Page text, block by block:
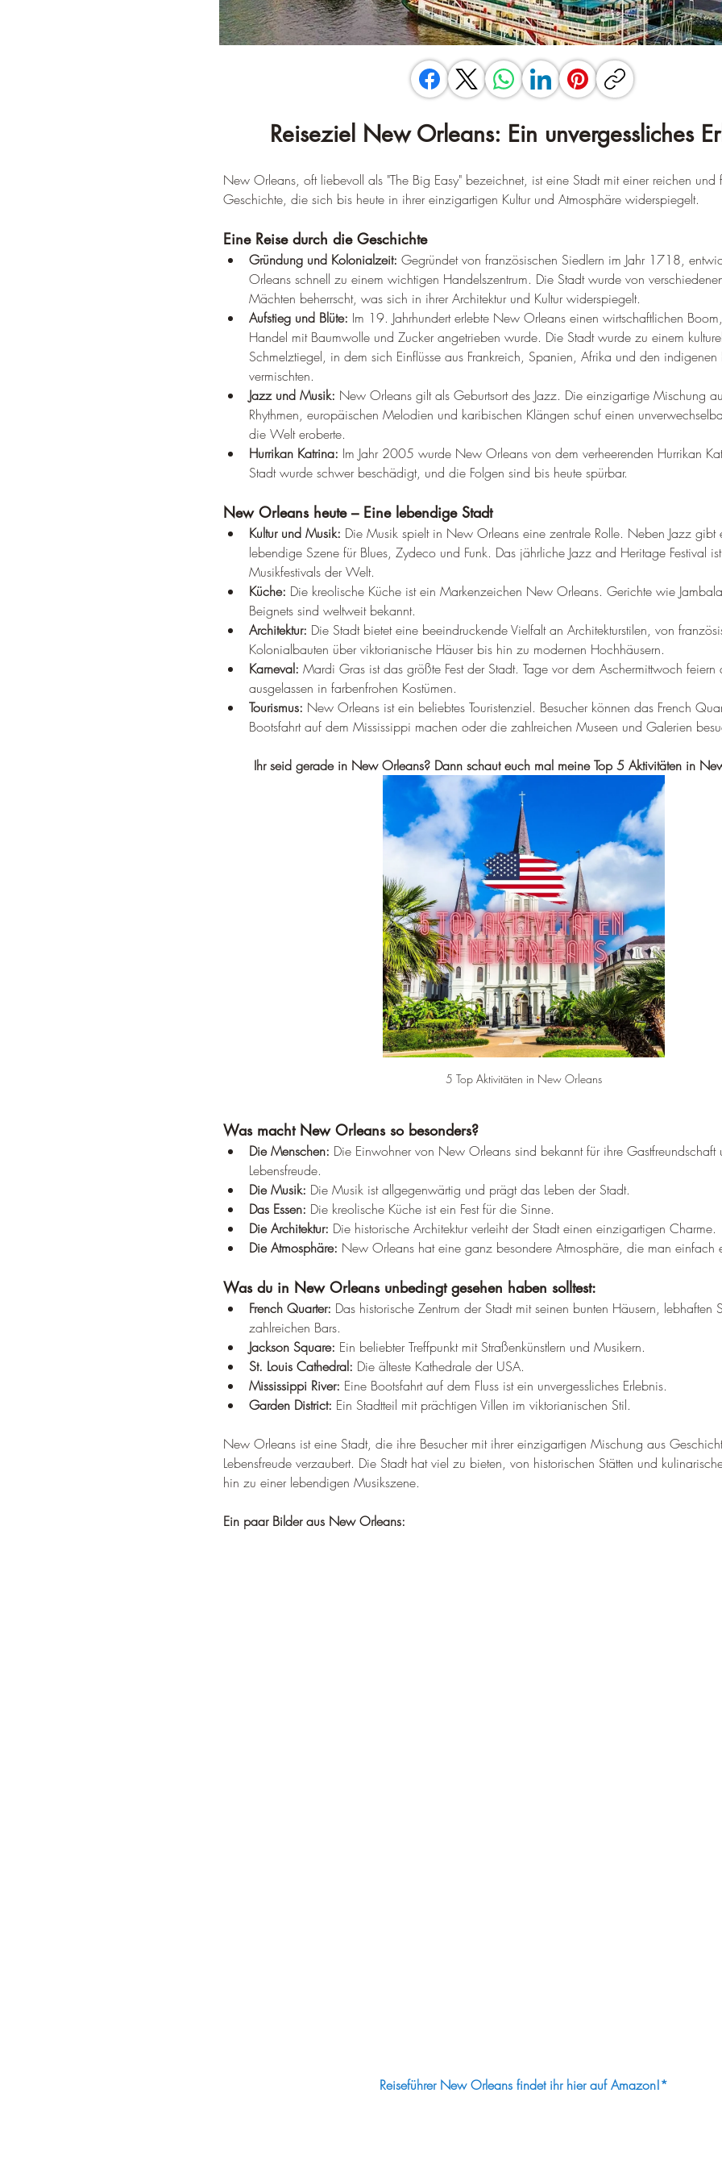
Reiseziel New Orleans: Ein unvergessliches
New Orleans, oft liebevoll als "The Big Easy" bezeichnet, ist eine Stadt mit einer reichen und
Geschichte, die sich bis heute in ihrer einzigartigen Kultur und Atmosphäre widerspiegelt.
Eine Reise durch die Geschichte
Gründung und Kolonialzeit: Gegründet von französischen Siedlern im Jahr 1718,
Orleans schnell zu einem wichtigen Handelszentrum. Die Stadt wurde von
Mächten beherrscht, was sich in ihrer Architektur und Kultur widerspiegelt.
Aufstieg und Blüte: Im 19. Jahrhundert erlebte New Orleans einen wirtschaftlichen
Handel mit Baumwolle und Zucker angetrieben wurde. Die Stadt wurde zu einem
Schmelztiegel, in dem sich Einflüsse aus Frankreich, Spanien, Afrika und den indigenen
vermischten.
Jazz und Musik: New Orleans gilt als Geburtsort des Jazz. Die einzigartige Mischung
Rhythmen, europäischen Melodien und karibischen Klängen schuf einen
die Welt eroberte.
Hurrikan Katrina: Im Jahr 2005 wurde New Orleans von dem verheerenden Hurrikan
Stadt wurde schwer beschädigt, und die Folgen sind bis heute spürbar.
New Orleans heute – Eine lebendige Stadt
Kultur und Musik: Die Musik spielt in New Orleans eine zentrale Rolle. Neben Jazz gibt
lebendige Szene für Blues, Zydeco und Funk. Das jährliche Jazz and Heritage Festival
Musikfestivals der Welt.
Küche: Die kreolische Küche ist ein Markenzeichen New Orleans. Gerichte wie
Beignets sind weltweit bekannt.
Architektur: Die Stadt bietet eine beeindruckende Vielfalt an Architekturstilen, von
Kolonialbauten über viktorianische Häuser bis hin zu modernen Hochhäusern.
Karneval: Mardi Gras ist das größte Fest der Stadt. Tage vor dem Aschermittwoch feiern
ausgelassen in farbenfrohen Kostümen.
Tourismus: New Orleans ist ein beliebtes Touristenziel. Besucher können das French
Bootsfahrt auf dem Mississippi machen oder die zahlreichen Museen und Galerien
Ihr seid gerade in New Orleans? Dann schaut euch mal meine Top 5 Aktivitäten in
5 Top Aktivitäten in New Orleans
Was macht New Orleans so besonders?
Die Menschen: Die Einwohner von New Orleans sind bekannt für ihre Gastfreundschaft
Lebensfreude.
Die Musik: Die Musik ist allgegenwärtig und prägt das Leben der Stadt.
Das Essen: Die kreolische Küche ist ein Fest für die Sinne.
Die Architektur: Die historische Architektur verleiht der Stadt einen einzigartigen Charme.
Die Atmosphäre: New Orleans hat eine ganz besondere Atmosphäre, die man einfach
Was du in New Orleans unbedingt gesehen haben solltest:
French Quarter: Das historische Zentrum der Stadt mit seinen bunten Häusern, lebhaften
zahlreichen Bars.
Jackson Square: Ein beliebter Treffpunkt mit Straßenkünstlern und Musikern.
St. Louis Cathedral: Die älteste Kathedrale der USA.
Mississippi River: Eine Bootsfahrt auf dem Fluss ist ein unvergessliches Erlebnis.
Garden District: Ein Stadtteil mit prächtigen Villen im viktorianischen Stil.
New Orleans ist eine Stadt, die ihre Besucher mit ihrer einzigartigen Mischung aus
Lebensfreude verzaubert. Die Stadt hat viel zu bieten, von historischen Stätten und
hin zu einer lebendigen Musikszene.
Ein paar Bilder aus New Orleans:
Reiseführer New Orleans findet ihr hier auf Amazon!*